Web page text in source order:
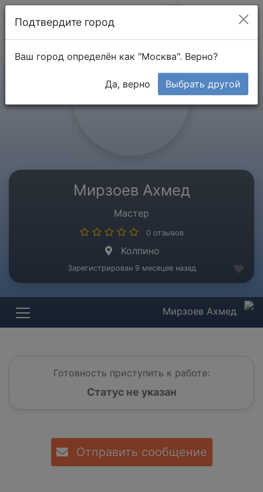
Мирзоев Ахмед
Мастер
0 отзывов
Колпино
Зарегистрирован 9 месяцев назад
Мирзоев Ахмед
Готовность приступить к работе:
Статус не указан
Отправить сообщение
Подтвердите город
Ваш город определён как "Москва". Верно?
Да, верно Выбрать другой